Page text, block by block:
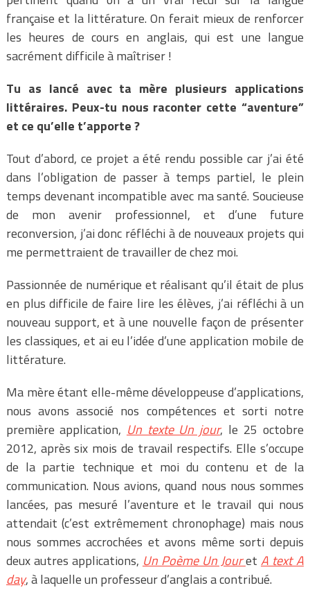
française et la littérature. On ferait mieux de renforcer
les heures de cours en anglais, qui est une langue
sacrément difficile à maîtriser !
Tu as lancé avec ta mère plusieurs applications
littéraires. Peux-tu nous raconter cette “aventure”
et ce qu’elle t’apporte ?
Tout d’abord, ce projet a été rendu possible car j’ai été
dans l’obligation de passer à temps partiel, le plein
temps devenant incompatible avec ma santé. Soucieuse
de mon avenir professionnel, et d’une future
reconversion, j’ai donc réfléchi à de nouveaux projets qui
me permettraient de travailler de chez moi.
Passionnée de numérique et réalisant qu’il était de plus
en plus difficile de faire lire les élèves, j’ai réfléchi à un
nouveau support, et à une nouvelle façon de présenter
les classiques, et ai eu l’idée d’une application mobile de
littérature.
Ma mère étant elle-même développeuse d’applications,
nous avons associé nos compétences et sorti notre
première application, Un texte Un jour, le 25 octobre
2012, après six mois de travail respectifs. Elle s’occupe
de la partie technique et moi du contenu et de la
communication. Nous avions, quand nous nous sommes
lancées, pas mesuré l’aventure et le travail qui nous
attendait (c’est extrêmement chronophage) mais nous
nous sommes accrochées et avons même sorti depuis
deux autres applications, Un Poème Un Jouret A text A
day, à laquelle un professeur d’anglais a contribué.